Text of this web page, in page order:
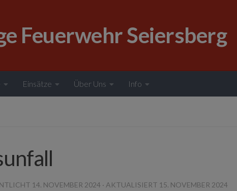
Feuerwehr Seiersberg
Einsätze Über Uns Info
14. NOVEMBER 2024 · AKTUALISIERT 15. NOVEMBER 2024